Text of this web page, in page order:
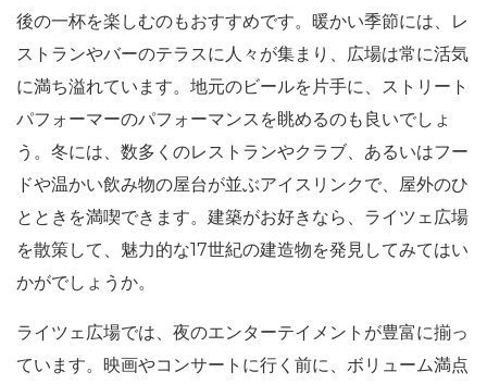
後の一杯を楽しむのもおすすめです。暖かい季節には、レ
ストランやバーのテラスに人々が集まり、広場は常に活気
に満ち溢れています。地元のビールを片手に、ストリート
パフォーマーのパフォーマンスを眺めるのも良いでしょ
う。冬には、数多くのレストランやクラブ、あるいはフー
ドや温かい飲み物の屋台が並ぶアイスリンクで、屋外のひ
とときを満喫できます。建築がお好きなら、ライツェ広場
を散策して、魅力的な17世紀の建造物を発見してみてはい
かがでしょうか。
ライツェ広場では、夜のエンターテイメントが豊富に揃っ
ています。映画やコンサートに行く前に、ボリューム満点